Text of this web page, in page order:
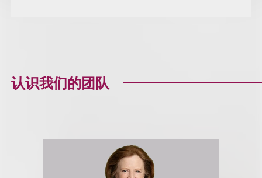
认识我们的团队